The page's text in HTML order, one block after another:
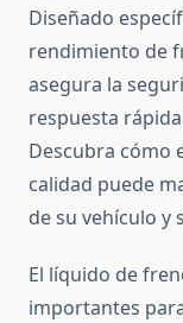
Diseñado
rendimiento de
asegura la
respuesta
Descubra cómo
calidad puede
de su vehículo y
El líquido de
importantes